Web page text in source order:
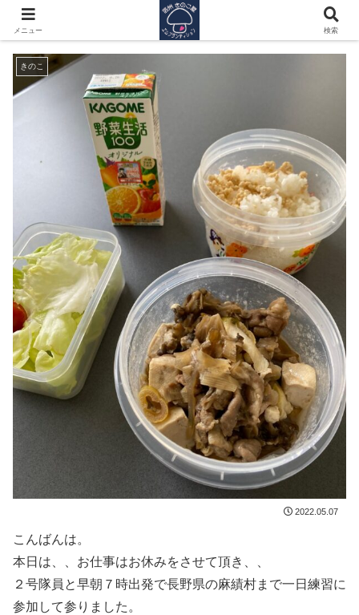
舞茸入り、すき焼き弁当(昨日)
きのこ
2022.05.07
こんばんは。
本日は、、お仕事はお休みをさせて頂き、、
２号隊員と早朝７時出発で長野県の麻績村まで一日練習に
参加して参りました。
メニュー 検索